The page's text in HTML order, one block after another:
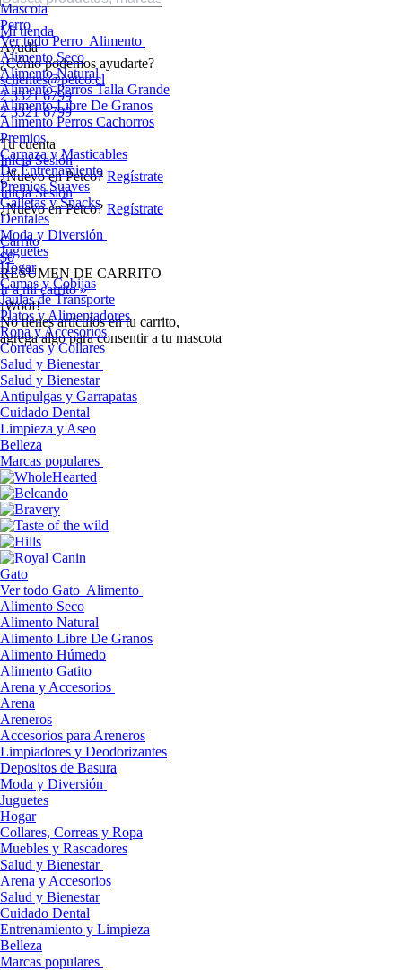
Mi tienda
Ayuda
¿Cómo podemos ayudarte?
sclientes@petco.cl
2 3321 6799
2 3321 6799
Tu cuenta
Inicia Sesión
¿Nuevo en Petco? Regístrate
Inicia Sesión
¿Nuevo en Petco? Regístrate
Carrito
$0
RESUMEN DE CARRITO
Ir a mi carrito »
¡Woof!
No tíenes artículos en tu carrito,
agrega algo para consentir a tu mascota
Mascota
Perro
Ver todo Perro Alimento
Alimento Seco
Alimento Natural
Alimento Perros Talla Grande
Alimento Libre De Granos
Alimento Perros Cachorros
Premios
Carnaza y Masticables
De Entrenamiento
Premios Suaves
Galletas y Snacks
Dentales
Moda y Diversión
Juguetes
Hogar
Camas y Cobijas
Jaulas de Transporte
Platos y Alimentadores
Ropa y Accesorios
Correas y Collares
Salud y Bienestar
Salud y Bienestar
Antipulgas y Garrapatas
Cuidado Dental
Limpieza y Aseo
Belleza
Marcas populares
Gato
Ver todo Gato Alimento
Alimento Seco
Alimento Natural
Alimento Libre De Granos
Alimento Húmedo
Alimento Gatito
Arena y Accesorios
Arena
Areneros
Accesorios para Areneros
Limpiadores y Deodorizantes
Depositos de Basura
Moda y Diversión
Juguetes
Hogar
Collares, Correas y Ropa
Muebles y Rascadores
Salud y Bienestar
Arena y Accesorios
Salud y Bienestar
Cuidado Dental
Entrenamiento y Limpieza
Belleza
Marcas populares